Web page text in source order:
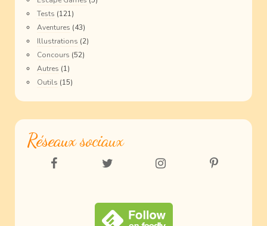
Tests (121)
Aventures (43)
Illustrations (2)
Concours (52)
Autres (1)
Outils (15)
Réseaux sociaux